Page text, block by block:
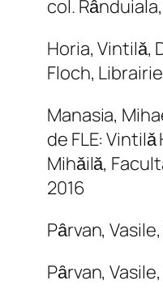
col.
Horia, Vintilǎ,
Floch,
Manasia,
de FLE:
Mihǎilǎ,
2016
Pȃrvan,
Pȃrvan,